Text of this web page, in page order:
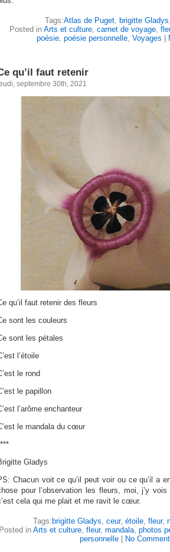
Tags:Atlas de Puget brigitte Gladys
Posted in Arts et culture carnet de voyage
poésie, poésie personnelle, Voyages |
qu’il faut retenir
septembre 30th, 2021
qu’il faut retenir des fleurs
sont les couleurs
sont les pétales
l’étoile
le rond
le papillon
l’arôme enchanteur
le mandala du cœur
Gladys
Chacun voit ce qu’il peut voir ou ce qu’il a
pour l’observation les fleurs, moi, j’y
cela qui me plait et me ravit le cœur.
Tags: brigitte Gladys, ceur, étoile, fleur,
Posted in Arts et culture, fleur, mandala, photos
personnelle| No